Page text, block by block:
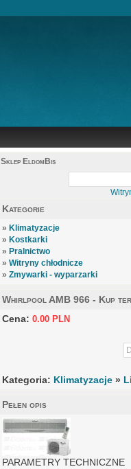
Sklep EldomBis
Kategorie
» Klimatyzacje
» Kostkarki
» Pralnictwo
» Witryny chłodnicze
» Zmywarki - wyparzarki
Whirlpool AMB 966 - Kup
Cena: 0.00 PLN
Kategoria: Klimatyzacje »
Pełen opis
PARAMETRY TECHNICZNE